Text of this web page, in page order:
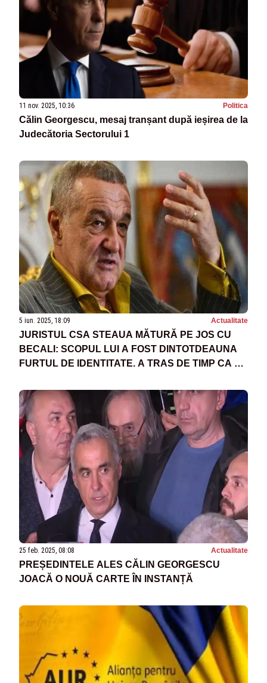
11 nov. 2025, 10:36 Politica
Călin Georgescu, mesaj tranșant după ieșirea de la
Judecătoria Sectorului 1
5 iun. 2025, 18:09 Actualitate
JURISTUL CSA STEAUA MĂTURĂ PE JOS CU
BECALI: SCOPUL LUI A FOST DINTOTDEAUNA
FURTUL DE IDENTITATE. A TRAS DE TIMP CA SĂ
25 feb. 2025, 08:08 Actualitate
PREȘEDINTELE ALES CĂLIN GEORGESCU
JOACĂ O NOUĂ CARTE ÎN INSTANȚĂ